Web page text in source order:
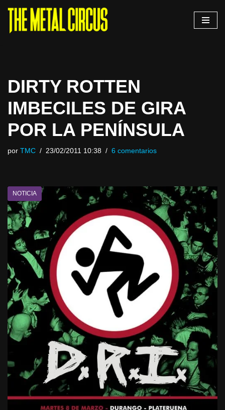
Saltar
DIRTY ROTTEN
IMBECILES DE GIRA
POR LA PENÍNSULA
por TMC 23/02/2011 10:38 6 comentarios
NOTICIA